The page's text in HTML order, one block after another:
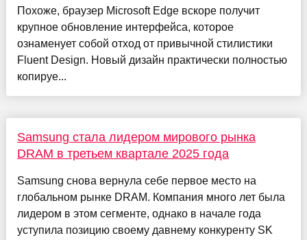
Похоже, браузер Microsoft Edge вскоре получит
крупное обновление интерфейса, которое
ознаменует собой отход от привычной стилистики
Fluent Design. Новый дизайн практически полностью
копируе...
Samsung стала лидером мирового рынка
DRAM в третьем квартале 2025 года
Samsung снова вернула себе первое место на
глобальном рынке DRAM. Компания много лет была
лидером в этом сегменте, однако в начале года
уступила позицию своему давнему конкуренту SK